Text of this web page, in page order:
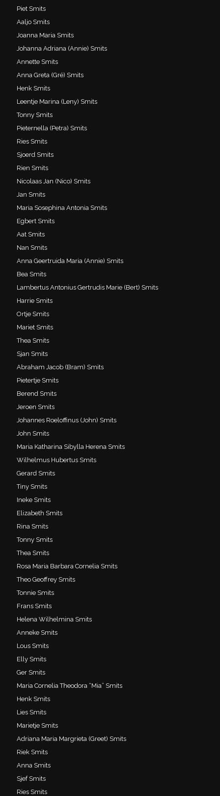
Piet Smits
Aaljo Smits
Joanna Maria Smits
Johanna Adriana (Annie) Smits
Annette Smits
Anna Greta (Gré) Smits
Henk Smits
Leentje Marina (Leny) Smits
Tonny Smits
Pieternella (Petra) Smits
Ries Smits
Sjoerd Smits
Rien Smits
Nicolaas Jan (Nico) Smits
Jan Smits
Maria Sosephina Antonia Smits
Egbert Smits
Aat Smits
Nan Smits
Anna Geertruida Maria (Annie) Smits
Bea Smits
Lambertus Antonius Gertrudis Marie (Bert) Smits
Harrie Smits
Ortje Smits
Mariet Smits
Thea Smits
Sjan Smits
Abraham Jacob (Bram) Smits
Pietertje Smits
Berend Smits
Jeroen Smits
Johannes Roeloffinus (John) Smits
John Smits
Maria Katharina Sibylla Herena Smits
Wilhelmus Hubertus Smits
Gerard Smits
Tiny Smits
Ineke Smits
Elizabeth Smits
Rina Smits
Tonny Smits
Thea Smits
Rosa Maria Barbara Cornelia Smits
Theo Geoffrey Smits
Tonnie Smits
Frans Smits
Helena Wilhelmina Smits
Anneke Smits
Lous Smits
Elly Smits
Ger Smits
Maria Cornelia Theodora “Mia” Smits
Henk Smits
Lies Smits
Marietje Smits
Adriana Maria Margrieta (Greet) Smits
Riek Smits
Anna Smits
Sjef Smits
Ries Smits